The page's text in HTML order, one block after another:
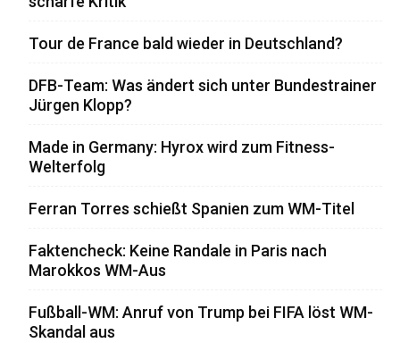
Tour de France bald wieder in Deutschland?
DFB-Team: Was ändert sich unter Bundestrainer
Jürgen Klopp?
Made in Germany: Hyrox wird zum Fitness-
Welterfolg
Ferran Torres schießt Spanien zum WM-Titel
Faktencheck: Keine Randale in Paris nach
Marokkos WM-Aus
Fußball-WM: Anruf von Trump bei FIFA löst WM-
Skandal aus